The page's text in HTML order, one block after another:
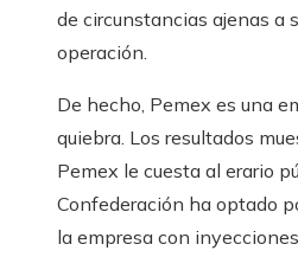
de circunstancias ajenas a
operación.
De hecho, Pemex es una
quiebra. Los resultados
Pemex le cuesta al erario
Confederación ha optado
la empresa con